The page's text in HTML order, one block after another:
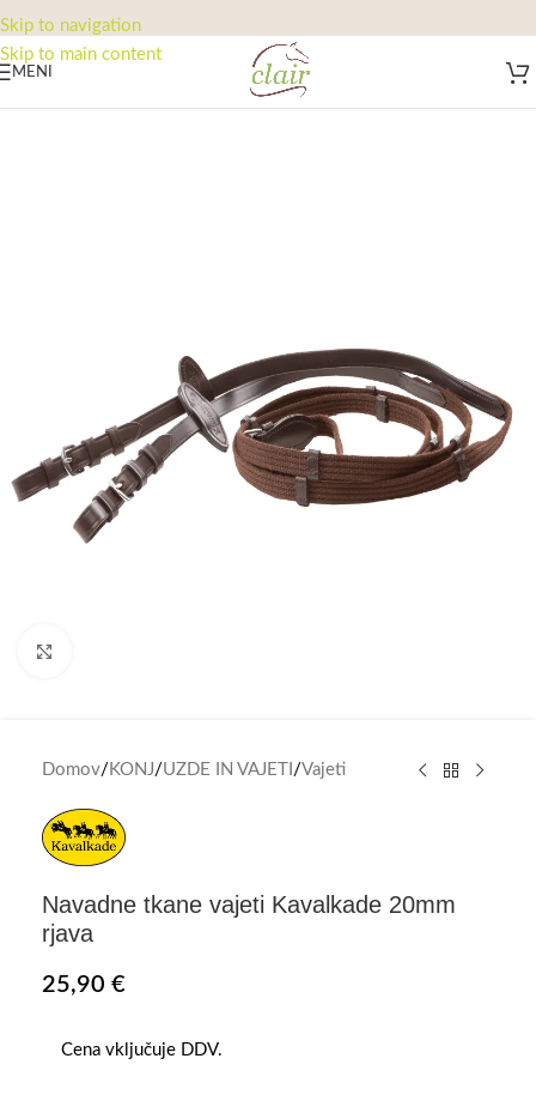
Skip to navigation
Skip to main content
MENI
Domov/ KONJ/UZDE IN VAJETI /Vajeti
Navadne tkane vajeti Kavalkade 20mm
rjava
25,90 €
Cena vključuje DDV.